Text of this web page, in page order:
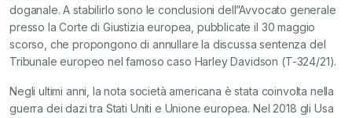
doganale. A stabilirlo sono le conclusioni dell”Avvocato generale
presso la Corte di Giustizia europea, pubblicate il 30 maggio
scorso, che propongono di annullare la discussa sentenza del
Tribunale europeo nel famoso caso Harley Davidson (T-324/21).
Negli ultimi anni, la nota società americana è stata coinvolta nella
guerra dei dazi tra Stati Uniti e Unione europea. Nel 2018 gli Usa